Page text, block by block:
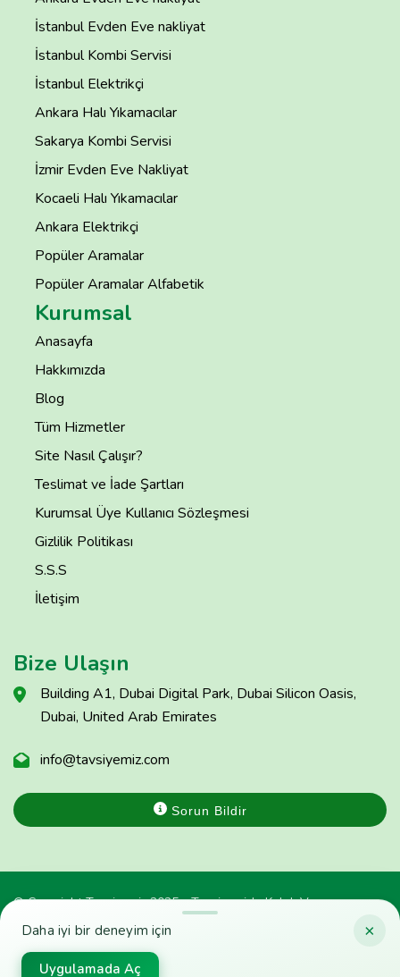
×
Daha iyi bir deneyim için
Uygulamada Aç
İstanbul Evden Eve nakliyat
İstanbul Kombi Servisi
İstanbul Elektrikçi
Ankara Halı Yıkamacılar
Sakarya Kombi Servisi
İzmir Evden Eve Nakliyat
Kocaeli Halı Yıkamacılar
Ankara Elektrikçi
Popüler Aramalar
Popüler Aramalar Alfabetik
Kurumsal
Anasayfa
Hakkımızda
Blog
Tüm Hizmetler
Site Nasıl Çalışır?
Teslimat ve İade Şartları
Kurumsal Üye Kullanıcı Sözleşmesi
Gizlilik Politikası
S.S.S
İletişim
Bize Ulaşın
Building A1, Dubai Digital Park, Dubai Silicon Oasis,
Dubai, United Arab Emirates
info@tavsiyemiz.com
Sorun Bildir
© Copyright Tavsiyemiz 2025 - Tavsiyemiz'e Kulak Ver